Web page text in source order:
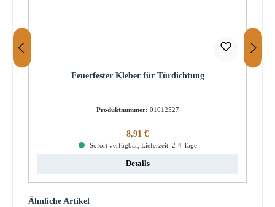
Feuerfester Kleber für Türdichtung
Produktnummer: 01012527
Regulärer Preis:
8,91 €
Sofort verfügbar, Lieferzeit: 2-4 Tage
Details
Produktgalerie überspringen
Ähnliche Artikel